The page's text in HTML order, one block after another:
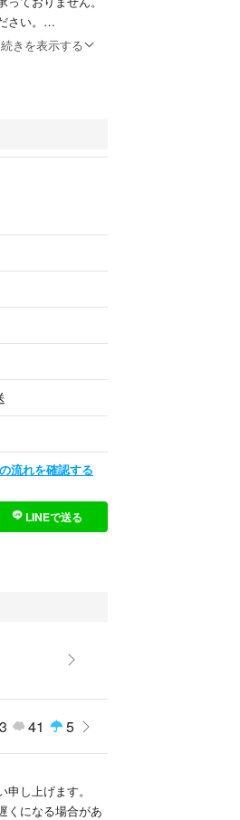
い。
います。ご了承
場合もございま
出る場合もあり
ので個人的な感
入よろしくお願
ご購入をお願い
承ください。
住所の間違い、
の郵便番号・住所
長など自己責任
続きを表示する
流れを確認する
LINEで送る
41 5
し上げます。
くになる場合があ